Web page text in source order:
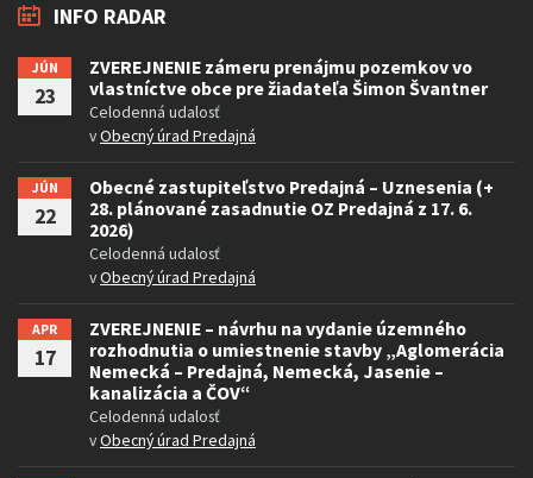
INFO RADAR
JÚN
23
ZVEREJNENIE zámeru prenájmu pozemkov vo
vlastníctve obce pre žiadateľa Šimon Švantner
Celodenná udalosť
vObecný úrad Predajná
JÚN
22
Obecné zastupiteľstvo Predajná – Uznesenia (+
28. plánované zasadnutie OZ Predajná z 17. 6.
2026)
Celodenná udalosť
vObecný úrad Predajná
APR
17
ZVEREJNENIE – návrhu na vydanie územného
rozhodnutia o umiestnenie stavby „Aglomerácia
Nemecká – Predajná, Nemecká, Jasenie –
kanalizácia a ČOV“
Celodenná udalosť
vObecný úrad Predajná